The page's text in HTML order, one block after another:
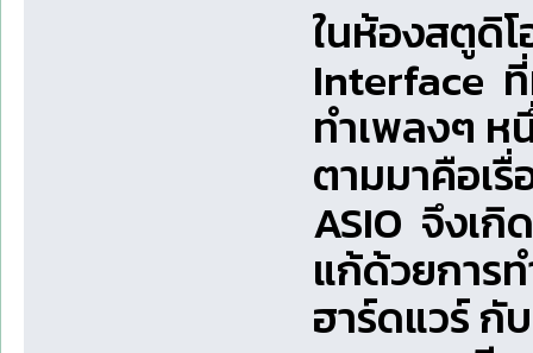
ในห้องสตูดิ
Interface
ทำเพลงๆ
ตามมาคือเ
ASIO จึงเ
แก้ด้วยการ
ฮาร์ดแวร์ กั